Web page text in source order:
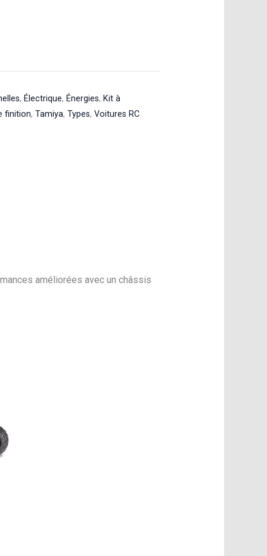
, Électrique, Énergies, Kit à
finition,Tamiya,Types,Voitures RC
améliorées avec un châssis